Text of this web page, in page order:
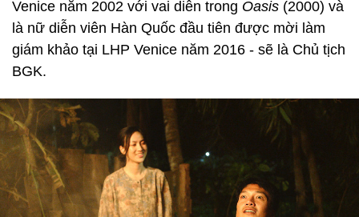
Venice năm 2002 với vai diễn trong Oasis (2000) và
là nữ diễn viên Hàn Quốc đầu tiên được mời làm
giám khảo tại LHP Venice năm 2016 - sẽ là Chủ tịch
BGK.